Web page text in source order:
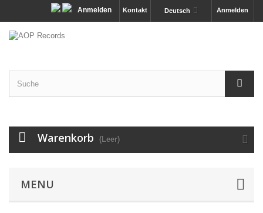
Anmelden
Deutsch
Kontakt
Anmelden
Warenkorb (Leer)
MENU